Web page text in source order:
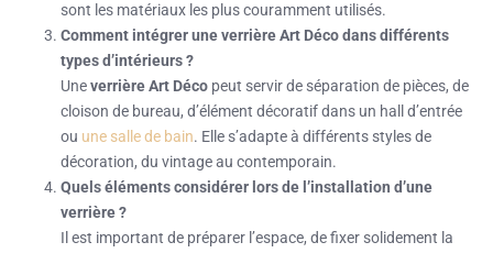
sont les matériaux les plus couramment utilisés.
Comment intégrer une verrière Art Déco dans différents
types d’intérieurs ?
Uneverrière Art Déco peut servir de séparation de pièces, de
cloison de bureau, d’élément décoratif dans un hall d’entrée
ou une salle de bain. Elle s’adapte à différents styles de
décoration, du vintage au contemporain.
Quels éléments considérer lors de l’installation d’une
verrière ?
Il est important de préparer l’espace, de fixer solidement la